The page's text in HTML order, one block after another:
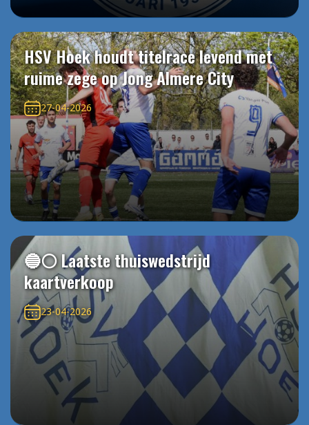
HSV Hoek houdt titelrace levend met
ruime zege op Jong Almere City
27-04-2026
🔵⚪️ Laatste thuiswedstrijd
kaartverkoop
23-04-2026